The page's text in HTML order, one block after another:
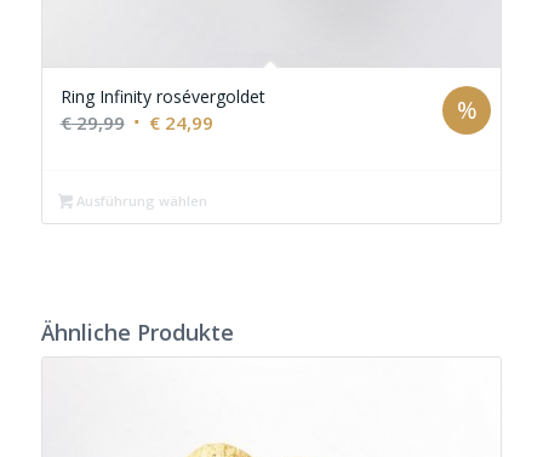
Ring Infinity rosévergoldet
€29,99 Ursprünglicher
€ 29,99
€24,99Aktueller
%
Ausführung wählen
Ähnliche Produkte